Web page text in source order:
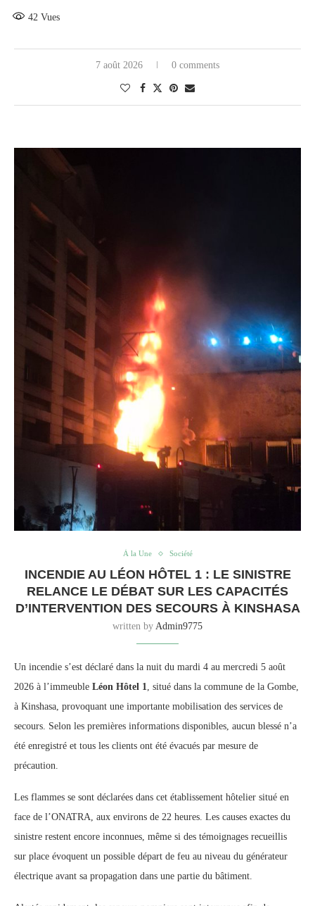
42 Vues
7 août 2026 0 comments
À la Une Société
INCENDIE AU LÉON HÔTEL 1 : LE SINISTRE
RELANCE LE DÉBAT SUR LES CAPACITÉS
D’INTERVENTION DES SECOURS À KINSHASA
written by Admin9775
Un incendie s’est déclaré dans la nuit du mardi 4 au mercredi 5 août
2026 à l’immeuble Léon Hôtel 1, situé dans la commune de la Gombe,
à Kinshasa, provoquant une importante mobilisation des services de
secours. Selon les premières informations disponibles, aucun blessé n’a
été enregistré et tous les clients ont été évacués par mesure de
précaution.
Les flammes se sont déclarées dans cet établissement hôtelier situé en
face de l’ONATRA, aux environs de 22 heures. Les causes exactes du
sinistre restent encore inconnues, même si des témoignages recueillis
sur place évoquent un possible départ de feu au niveau du générateur
électrique avant sa propagation dans une partie du bâtiment.